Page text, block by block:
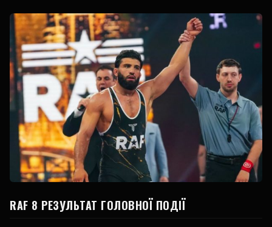
RAF 8 РЕЗУЛЬТАТ ГОЛОВНОЇ ПОДІЇ